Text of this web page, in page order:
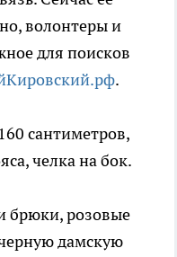
волонтеры и
для поисков
.
сантиметров,
челка на бок.
брюки, розовые
дамскую